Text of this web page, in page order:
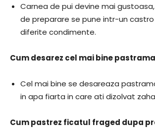
Carnea de pui devine mai
de preparare se pune intr-un
diferite condimente.
Cum desarez cel mai bine
Cel mai bine se desareaza
in apa fiarta in care ati dizolvat
Cum pastrez ficatul fraged dupa